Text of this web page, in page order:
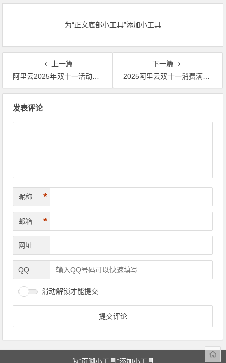
为“正文底部小工具”添加小工具
上一篇
阿里云2025年双十一活动开始了！阿里云双十一活动介绍
下一篇
2025阿里云双十一消费满减优惠券，个人用户最高减多少，企业用户最高减多少？
发表评论
昵称 *
邮箱 *
网址
QQ
滑动解锁才能提交